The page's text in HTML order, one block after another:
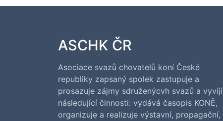
ASCHK ČR
Asociace svazů chovatelů koní České
republiky zapsaný spolek zastupuje a
prosazuje zájmy sdruženýcvh svazů a vyvíjí
následující činnosti: vydává časopis KONĚ,
organizuje a realizuje výstavní, propagační,